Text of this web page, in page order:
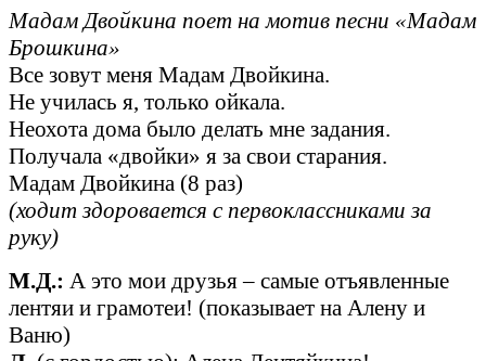
Мадам Двойкина поет на мотив песни «Мадам
Брошкина»
Все зовут меня Мадам Двойкина.
Не училась я, только ойкала.
Неохота дома было делать мне задания.
Получала «двойки» я за свои старания.
Мадам Двойкина (8 раз)
(ходит здоровается с первоклассниками за
руку)
М.Д.: А это мои друзья – самые отъявленные
лентяи и грамотеи! (показывает на Алену и
Ваню)